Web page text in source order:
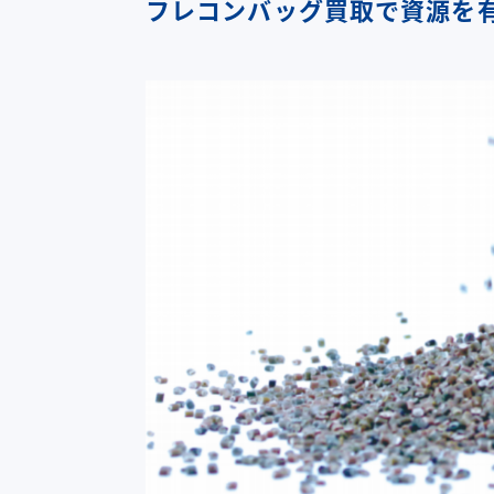
フレコンバッグ買取で資源を